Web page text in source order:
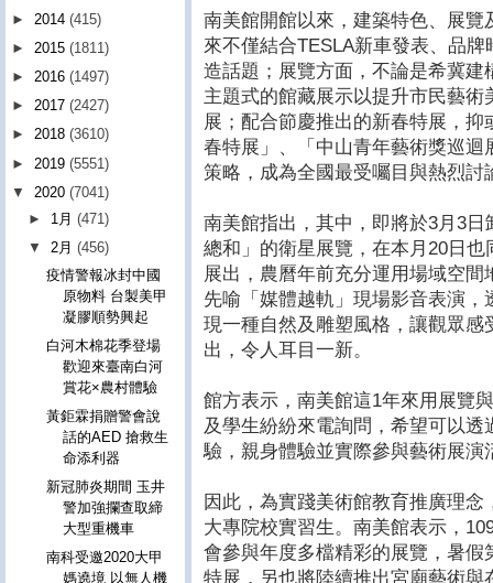
南美館開館以來，建築特色、展
來不僅結合TESLA新車發表、品
造話題；展覽方面，不論是希冀
主題式的館藏展示以提升市民藝
展；配合節慶推出的新春特展，
春特展」、「中山青年藝術獎巡
策略，成為全國最受囑目與熱烈討
南美館指出，其中，即將於3月3
總和」的衛星展覽，在本月20日
展出，農曆年前充分運用場域空
先喻「媒體越軌」現場影音表演
現一種自然及雕塑風格，讓觀眾
出，令人耳目一新。
館方表示，南美館這1年來用展覽
及學生紛紛來電詢問，希望可以
驗，親身體驗並實際參與藝術展演
因此，為實踐美術館教育推廣理
大專院校實習生。南美館表示，
會參與年度多檔精彩的展覽，暑
特展，另也將陸續推出宮廟藝術
► 2014 (415)
► 2015 (1811)
► 2016 (1497)
► 2017 (2427)
► 2018 (3610)
► 2019 (5551)
▼ 2020 (7041)
► 1月(471)
▼2月(456)
疫情警報冰封中國
原物料 台製美甲
凝膠順勢興起
白河木棉花季登場
歡迎來臺南白河
賞花×農村體驗
黃鉅霖捐贈警會說
話的AED 搶救生
命添利器
新冠肺炎期間 玉井
警加強攔查取締
大型重機車
南科受邀2020大甲
媽遶境 以無人機